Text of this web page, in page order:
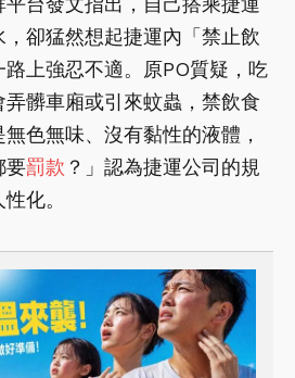
卻猛然想起捷運內「禁止飲
上強忍不適。原PO質疑，吃
髒車廂或引來蚊蟲，禁飲食
色無味、沒有黏性的液體，
要罰款 ？」認為捷運公司的規
化。